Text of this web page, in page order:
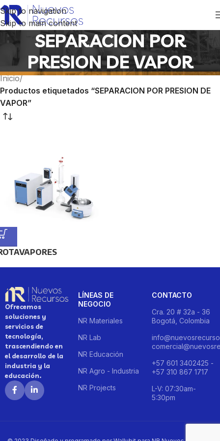
Skip to navigation
Skip to main content
SEPARACION POR
PRESION DE VAPOR
Inicio/
Productos etiquetados “SEPARACION POR PRESION DE
VAPOR”
Ofrecemos
soluciones y
servicios de
tecnología,
trascendiendo en
el desarrollo de la
industria y la
educación.
LÍNEAS DE
NEGOCIO
NR Materiales
NR Lab
NR Educación
NR Agro - Industria
NR Projects
CONTACTO
Cra. 20 # 32a - 36
Bogotá, Colombia
+57 601 3402425 -
+57 310 867 1717
L-V: 07:30am-
5:30pm